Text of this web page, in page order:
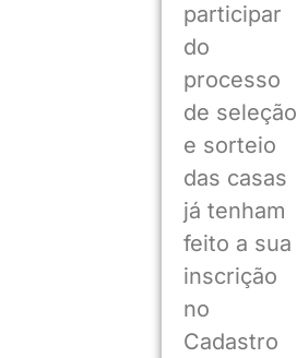
participar
do
processo
de seleção
e sorteio
das casas
já tenham
feito a sua
inscrição
no
Cadastro